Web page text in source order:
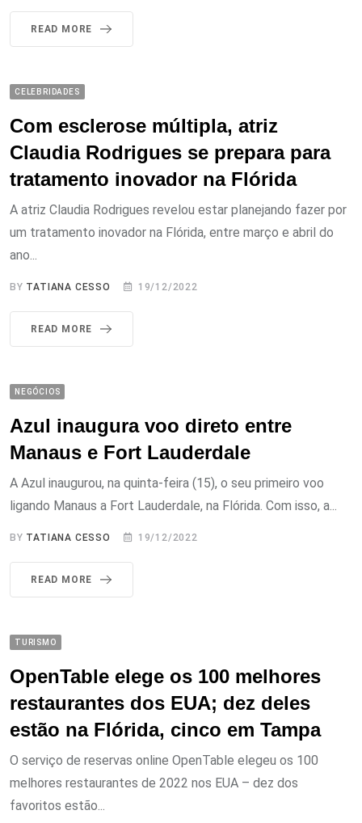
READ MORE
CELEBRIDADES
Com esclerose múltipla, atriz
Claudia Rodrigues se prepara para
tratamento inovador na Flórida
A atriz Claudia Rodrigues revelou estar planejando fazer por
um tratamento inovador na Flórida, entre março e abril do
ano...
BY TATIANA CESSO 19/12/2022
READ MORE
NEGÓCIOS
Azul inaugura voo direto entre
Manaus e Fort Lauderdale
A Azul inaugurou, na quinta-feira (15), o seu primeiro voo
ligando Manaus a Fort Lauderdale, na Flórida. Com isso, a...
BY TATIANA CESSO 19/12/2022
READ MORE
TURISMO
OpenTable elege os 100 melhores
restaurantes dos EUA; dez deles
estão na Flórida, cinco em Tampa
O serviço de reservas online OpenTable elegeu os 100
melhores restaurantes de 2022 nos EUA – dez dos
favoritos estão...